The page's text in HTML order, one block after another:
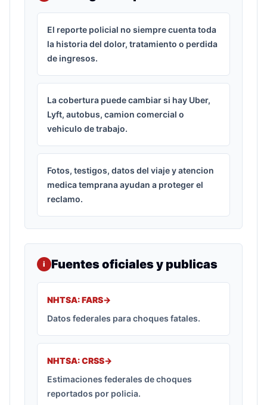
El reporte policial no siempre cuenta toda
la historia del dolor, tratamiento o perdida
de ingresos.
La cobertura puede cambiar si hay Uber,
Lyft, autobus, camion comercial o
vehiculo de trabajo.
Fotos, testigos, datos del viaje y atencion
medica temprana ayudan a proteger el
reclamo.
i Fuentes oficiales y publicas
NHTSA: FARS->
Datos federales para choques fatales.
NHTSA: CRSS->
Estimaciones federales de choques
reportados por policia.